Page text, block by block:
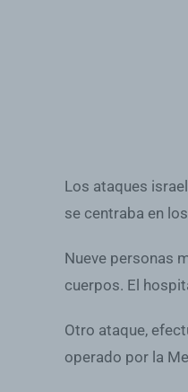
Los ataques
se centraba en
Nueve personas
cuerpos. El
Otro ataque,
operado por la